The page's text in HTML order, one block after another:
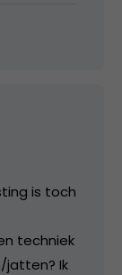
is toch
techniek
jatten? Ik